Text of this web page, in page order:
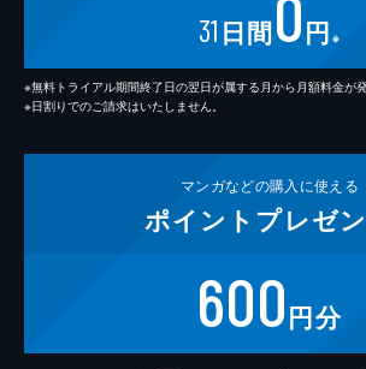
31 日間 円 ※
※無料トライアル期間終了日の翌日が属する月から月額料金が発
※日割りでのご請求はいたしません。
マンガなどの購入に使える
ポイント プレゼ
600円分